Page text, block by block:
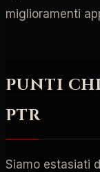
miglioramenti
PUNTI
PTR
Siamo estasiati